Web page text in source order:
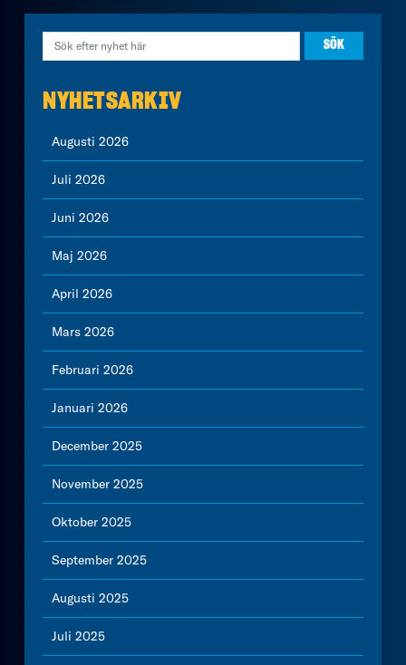
NYHETSARKIV
Augusti 2026
Juli 2026
Juni 2026
Maj 2026
April 2026
Mars 2026
Februari 2026
Januari 2026
December 2025
November 2025
Oktober 2025
September 2025
Augusti 2025
Juli 2025